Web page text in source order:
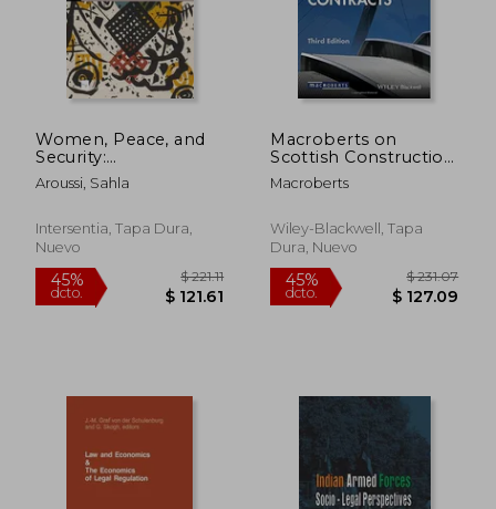
dcto. $ 252.04 dcto.
Women, Peace, and
Security:
Repositioning gender
in peace agreements
Aroussi, Sahla
Intersentia, Tapa Dura,
Nuevo
Macroberts on
Scottish Construction
Contracts (en Inglés)
Macroberts
Wiley-Blackwell, Tapa
Dura, Nuevo